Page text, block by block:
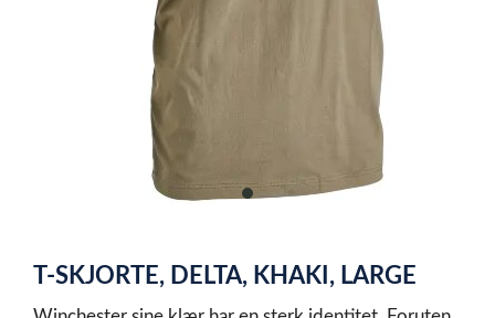
item
1
T-SKJORTE, DELTA, KHAKI, LARGE